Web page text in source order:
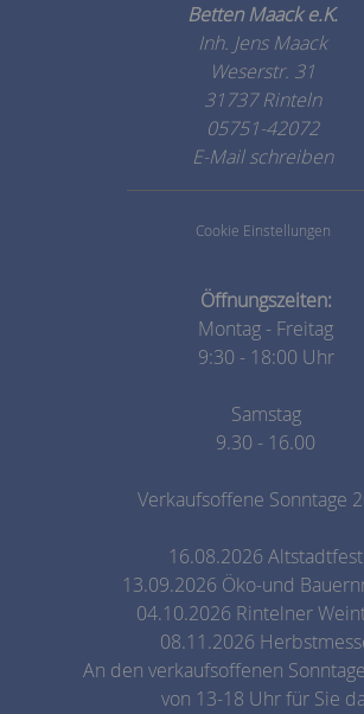
Betten Maack e.K.
Inh. Jens Maack
Weserstr. 31
31737 Rinteln
05751-42072
E-Mail schreiben
Cookie Einstellungen
Öffnungszeiten:
Montag - Freitag
9:30 - 18:00 Uhr
Samstag
9.30 - 16.00
Verkaufsoffene Sonntage
16.08.2026 Altstadtfest
13.09.2026 Öko-und
04.10.2026 Rintelner
08.11.2026
An den verkaufsoffenen
von 13-18 Uhr für Sie